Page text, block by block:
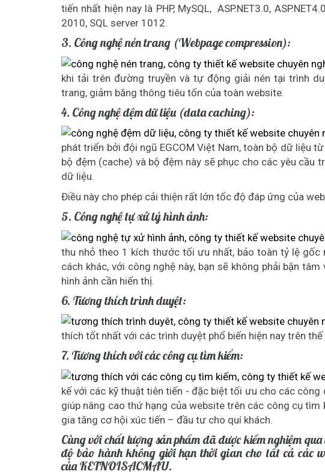
tiến nhất hiện nay là PHP, MySQL, ASP.NET3.0,
2010, SQL server 1012.
3. Công nghệ nén trang (Webpage compression):
khi tải trên đường truyền và tự động giải nén tại trình
trang, giảm băng thông tiêu tốn của toàn website.
4. Công nghệ đệm dữ liệu (data caching):
phát triển bởi đội ngũ EGCOM Việt Nam, toàn bộ dữ liệu
bộ đệm (cache) và bộ đệm này sẽ phục cho các yêu
dữ liệu.
Điều này cho phép cải thiện rất lớn tốc độ đáp ứng của
5. Công nghệ tự xử lý hình ảnh:
thu nhỏ theo 1 kích thước tối ưu nhất, bảo toàn tỷ lệ
cách khác, với công nghệ này, bạn sẽ không phải bận
hình ảnh cần hiển thị.
6. Tương thích trình duyệt:
thích tốt nhất với các trình duyệt phổ biến hiện nay trên
7. Tương thích với các công cụ tìm kiếm:
kế với các kỹ thuật tiên tiến - đặc biệt tối ưu cho các
giúp nâng cao thứ hạng của website trên các công cụ
gia tăng cơ hội xúc tiến – đầu tư cho quí khách.
Cùng với chất lượng sản phẩm đã được kiểm nghiệm
độ bảo hành không giới hạn thời gian cho tất cả các
của KETNOISACMAU.